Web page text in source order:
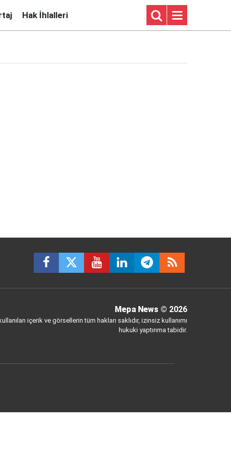
Hak İhlalleri
Mepa News © 2026
içerik ve görsellerin tüm hakları saklıdır, izinsiz kullanımı
hukuki yaptırıma tabidir.